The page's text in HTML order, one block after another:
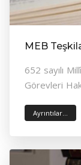
MEB
652 sayılı
Görevleri
Ayrıntılar...